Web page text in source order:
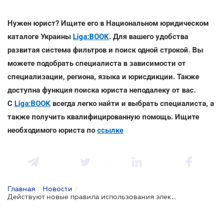
Нужен юрист? Ищите его в Национальном юридическом
каталоге Украины Liga:BOOK. Для вашего удобства
развитая система фильтров и поиск одной строкой. Вы
можете подобрать специалиста в зависимости от
специализации, региона, языка и юрисдикции. Также
доступна функция поиска юриста неподалеку от вас.
С Liga:BOOK всегда легко найти и выбрать специалиста, а
также получить квалифицированную помощь. Ищите
необходимого юриста по ссылке
Главная / Новости /
Действуют новые правила использования электронных денег